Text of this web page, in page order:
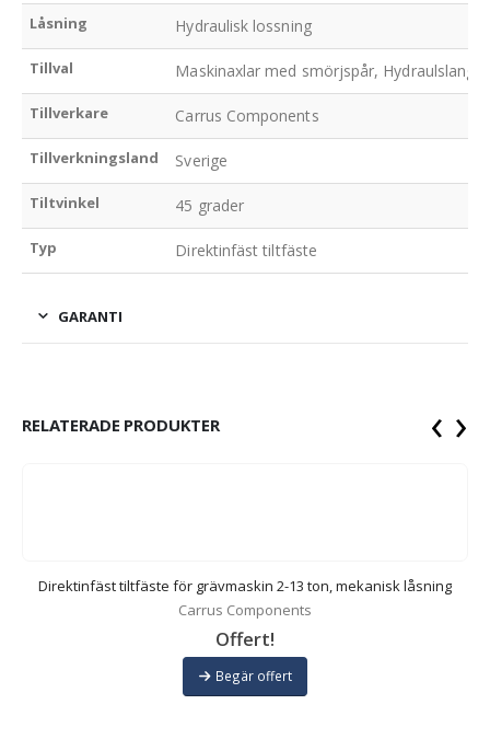
Låsning Hydraulisk lossning
Tillval Maskinaxlar med smörjspår,
Tillverkare Carrus Components
Tillverkningsland Sverige
Tiltvinkel 45 grader
Typ Direktinfäst tiltfäste
GARANTI
RELATERADE PRODUKTER
Direktinfäst tiltfäste för grävmaskin 2-13 ton, mekanisk låsning
Carrus Components
Offert!
Begär offert
‹ ›